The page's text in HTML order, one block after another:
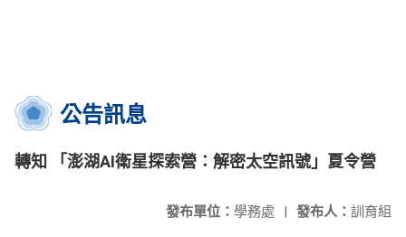
公告訊息
轉知 「澎湖AI衛星探索營：解密太空訊號」夏令營
發布人： 訓育組
發布單位： 學務處 |